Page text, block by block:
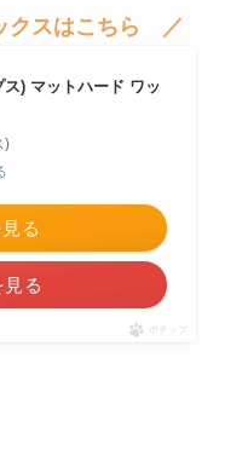
クスはこちら ／
) マットハード ワッ
)
る
る
ポチップ